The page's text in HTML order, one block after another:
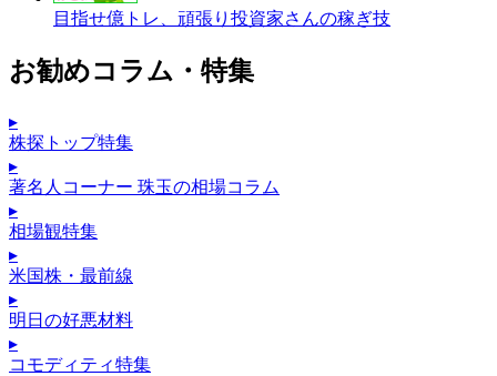
目指せ億トレ、頑張り投資家さんの稼ぎ技
お勧めコラム・特集
▸
株探トップ特集
▸
著名人コーナー 珠玉の相場コラム
▸
相場観特集
▸
米国株・最前線
▸
明日の好悪材料
▸
コモディティ特集